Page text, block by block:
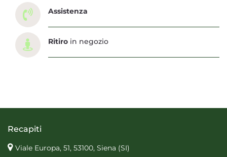
Assistenza
Ritiro in negozio
Recapiti
Viale Europa, 51, 53100, Siena (SI)